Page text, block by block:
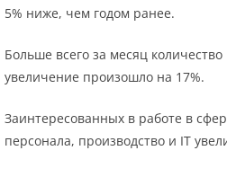
5% ниже, чем годом ранее.
Больше всего за месяц
увеличение произошло на 17%.
Заинтересованных в работе в
персонала, производство и IT